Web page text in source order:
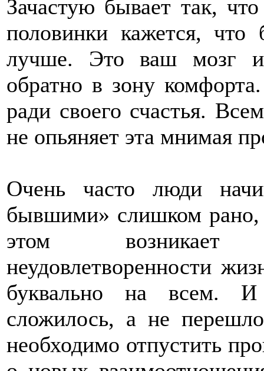
Зачастую бывает так,
половинки кажется,
лучше. Это ваш мозг
обратно в зону
ради своего счастья.
не опьяняет эта мнимая
Очень часто люди
бывшими» слишком
этом возникает
неудовлетворенности
буквально на всем. И
сложилось, а не
необходимо отпустить